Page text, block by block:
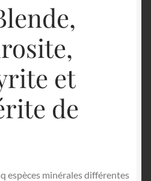
et
de
espèces minérales différentes